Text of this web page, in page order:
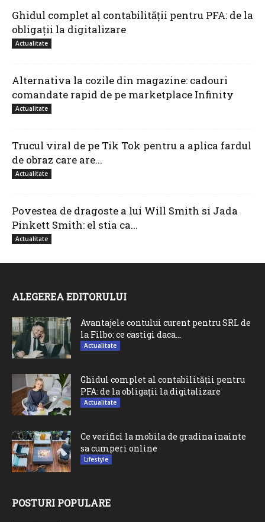
Ghidul complet al contabilității pentru PFA: de la
obligații la digitalizare
Actualitate
Alternativa la cozile din magazine: cadouri
comandate rapid de pe marketplace Infinity
Actualitate
Trucul viral de pe Tik Tok pentru a aplica fardul
de obraz care are...
Actualitate
Povestea de dragoste a lui Will Smith si Jada
Pinkett Smith: el stia ca...
Actualitate
ALEGEREA EDITORULUI
Avantajele contului curent pentru SRL de
la Filbo: ce castigi daca...
Actualitate
Ghidul complet al contabilității pentru
PFA: de la obligații la digitalizare
Actualitate
Ce verifici la mobila de gradina inainte
sa cumperi online
Lifestyle
POSTURI POPULARE